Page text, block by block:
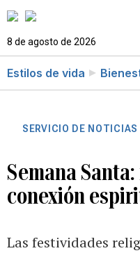
8 de agosto de 2026
Estilos de vida
SERVICIO DE NOTICIAS
Semana
conexión
Las festividades